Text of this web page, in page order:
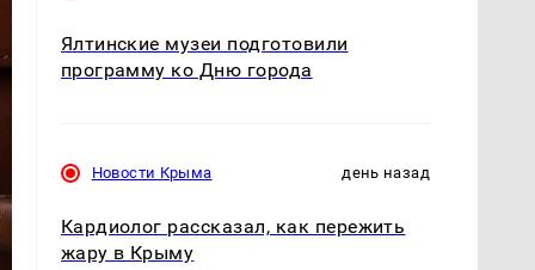
Ялтинские музеи подготовили
программу ко Дню города
Новости Крыма день назад
Кардиолог рассказал, как пережить
жару в Крыму